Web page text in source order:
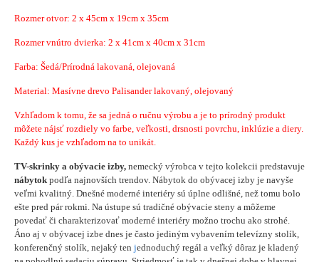
Rozmer otvor: 2 x 45cm x 19cm x 35cm
Rozmer vnútro dvierka: 2 x 41cm x 40cm x 31cm
Farba: Šedá/Prírodná lakovaná, olejovaná
Material: Masívne drevo Palisander lakovaný, olejovaný
Vzhľadom k tomu, že sa jedná o ručnu výrobu a je to prírodný produkt
môžete nájsť rozdiely vo farbe, veľkosti, drsnosti povrchu, inklúzie a diery.
Každý kus je vzhľadom na to unikát.
TV-skrinky a obývacie izby, nemecký výrobca v tejto kolekcii predstavuje
nábytok podľa najnovších trendov. Nábytok do obývacej izby je navyše
veľmi kvalitný. Dnešné moderné interiéry sú úplne odlišné, než tomu bolo
ešte pred pár rokmi. Na ústupe sú tradičné obývacie steny a môžeme
povedať či charakterizovať moderné interiéry možno trochu ako strohé.
Áno aj v obývacej izbe dnes je často jediným vybavením televízny stolík,
konferenčný stolík, nejaký ten jednoduchý regál a veľký dôraz je kladený